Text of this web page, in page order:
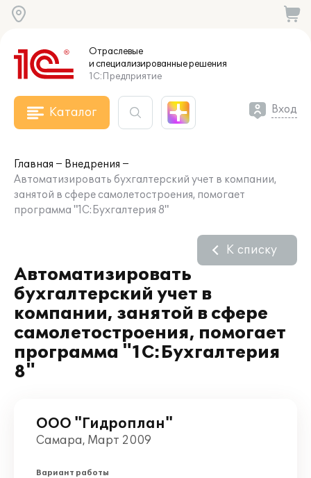
Отраслевые
и специализированныерешения
1С:Предприятие
Каталог Вход
Главная
Внедрения
Автоматизировать бухгалтерский учет в компании,
занятой в сфере самолетостроения, помогает
программа "1С:Бухгалтерия 8"
Автоматизировать
бухгалтерский учет в
компании, занятой в сфере
самолетостроения, помогает
программа "1С:Бухгалтерия
8"
К списку
ООО "Гидроплан"
Самара, Март 2009
Вариант работы